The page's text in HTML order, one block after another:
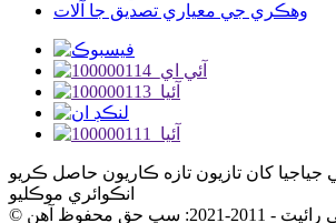
وهڪري جي معياري تصديق جا آلات
انڪوائري موڪليو